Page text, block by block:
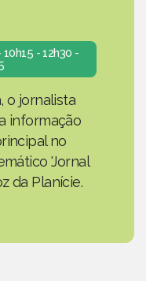
- 12h30 -
o jornalista
informação
no
'Jornal
da Planície.